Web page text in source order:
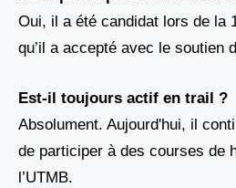
Oui, il a été candidat lors de la
qu’il a accepté avec le soutien
Est-il toujours actif en trail ?
Absolument. Aujourd'hui, il
de participer à des courses de
l’UTMB.